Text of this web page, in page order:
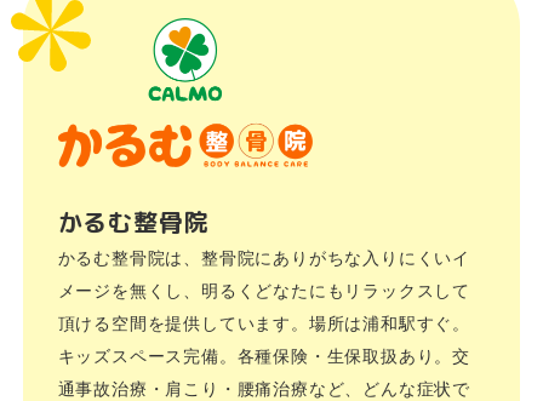
かるむ整骨院
かるむ整骨院は、整骨院にありがちな入りにくいイ
メージを無くし、明るくどなたにもリラックスして
頂ける空間を提供しています。場所は浦和駅すぐ。
キッズスペース完備。各種保険・生保取扱あり。交
通事故治療・肩こり・腰痛治療など、どんな症状で